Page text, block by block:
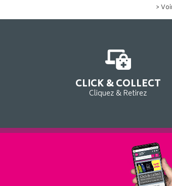
>
CLICK & COLLECT
Cliquez & Retirez